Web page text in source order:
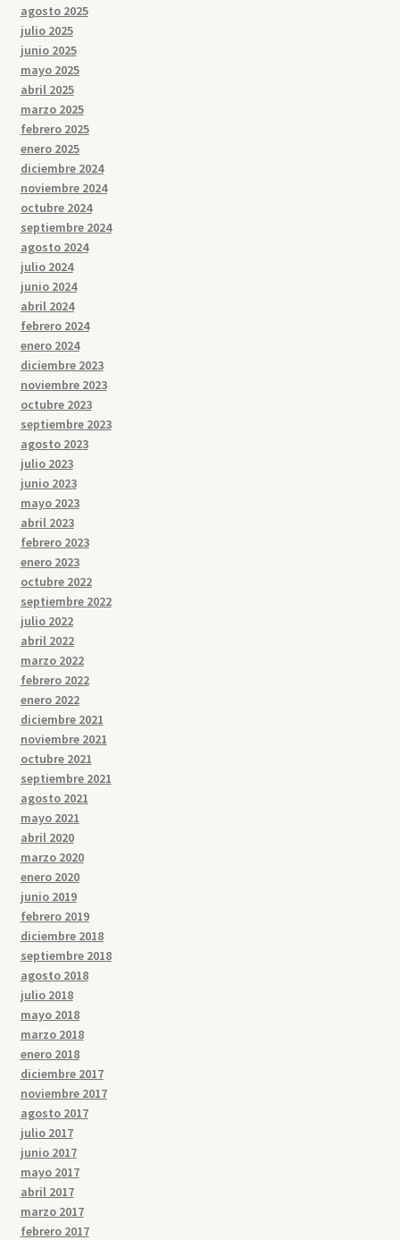
agosto 2025
julio 2025
junio 2025
mayo 2025
abril 2025
marzo 2025
febrero 2025
enero 2025
diciembre 2024
noviembre 2024
octubre 2024
septiembre 2024
agosto 2024
julio 2024
junio 2024
abril 2024
febrero 2024
enero 2024
diciembre 2023
noviembre 2023
octubre 2023
septiembre 2023
agosto 2023
julio 2023
junio 2023
mayo 2023
abril 2023
febrero 2023
enero 2023
octubre 2022
septiembre 2022
julio 2022
abril 2022
marzo 2022
febrero 2022
enero 2022
diciembre 2021
noviembre 2021
octubre 2021
septiembre 2021
agosto 2021
mayo 2021
abril 2020
marzo 2020
enero 2020
junio 2019
febrero 2019
diciembre 2018
septiembre 2018
agosto 2018
julio 2018
mayo 2018
marzo 2018
enero 2018
diciembre 2017
noviembre 2017
agosto 2017
julio 2017
junio 2017
mayo 2017
abril 2017
marzo 2017
febrero 2017